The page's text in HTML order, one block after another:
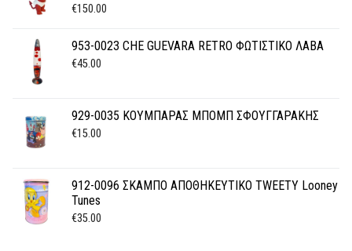
€150.00
953-0023 CHE GUEVARA RETRO ΦΩΤΙΣΤΙΚΟ ΛΑΒΑ
€45.00
929-0035 ΚΟΥΜΠΑΡΑΣ ΜΠΟΜΠ ΣΦΟΥΓΓΑΡΑΚΗΣ
€15.00
912-0096 ΣΚΑΜΠΟ ΑΠΟΘΗΚΕΥΤΙΚΟ TWEETY Looney
Tunes
€35.00